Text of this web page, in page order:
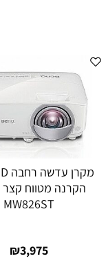
MW826ST
₪3,975